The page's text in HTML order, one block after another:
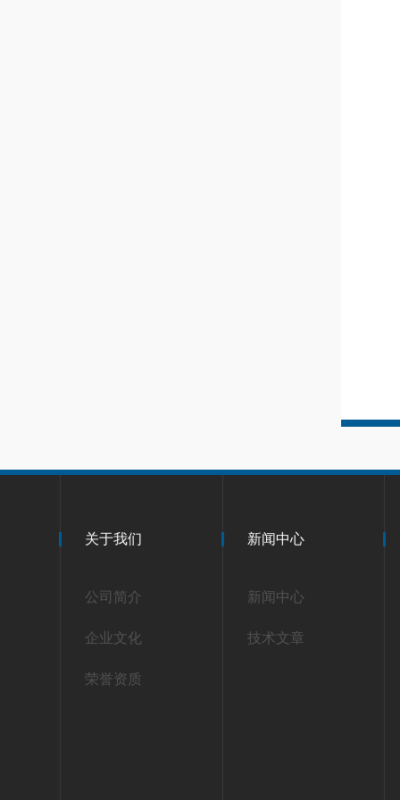
关于我们
公司简介
企业文化
荣誉资质
新闻中心
新闻中心
技术文章